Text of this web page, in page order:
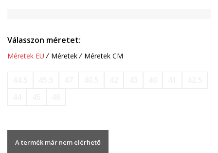
Válasszon méretet:
Méretek EU Méretek Méretek CM
A termék már nem elérhető